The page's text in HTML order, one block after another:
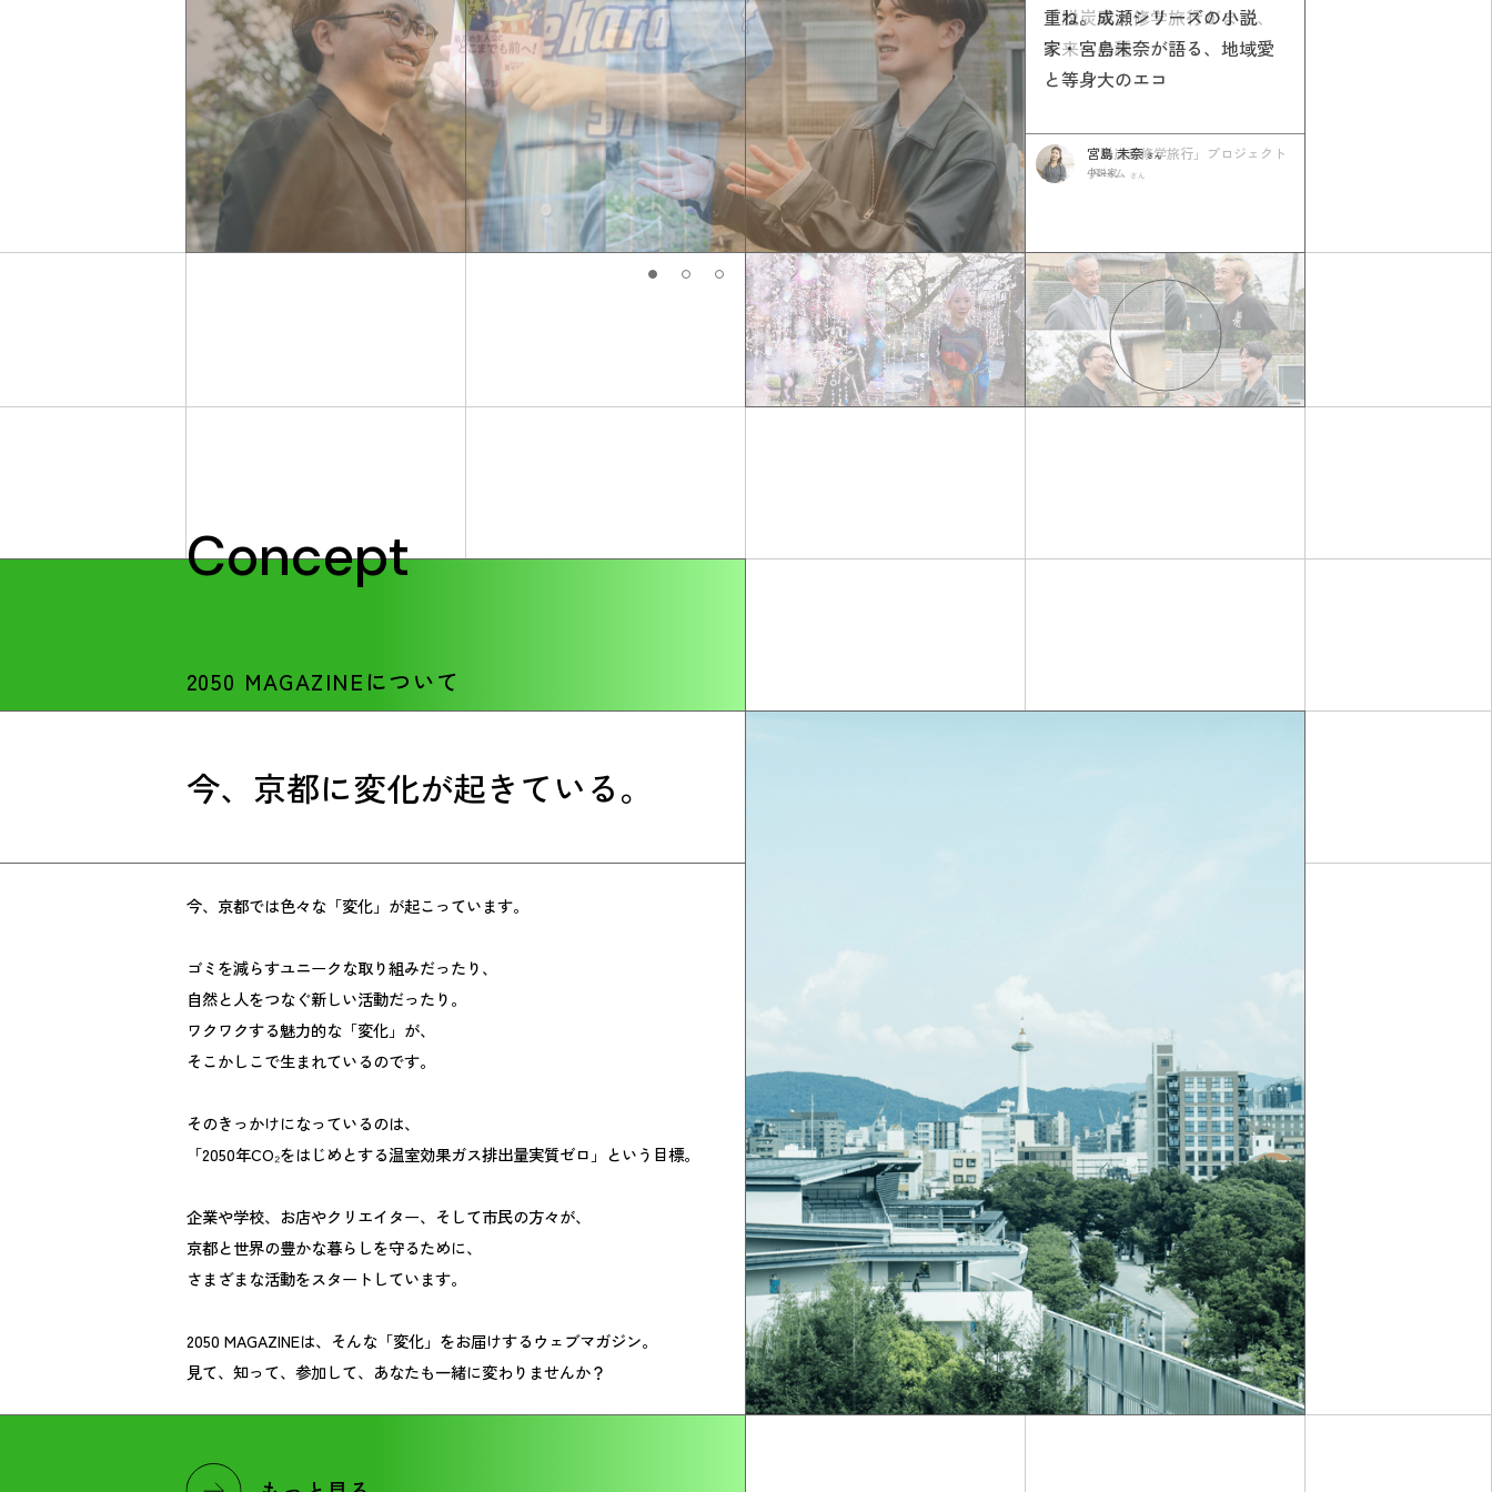
重ね。成瀬シリーズの小説
家・宮島未奈が語る、地域愛
と等身大のエコ
宮島 未奈 さん
小説家
選べる。蜷川実花が語る、な
にげない景色に見つける美し
さとは
蜷川 実花 さん
写真家、映画監督、現代美術家
「脱炭素」修学旅行がまく、
未来への種
「脱炭素修学旅行」プロジェクト
チーム さん
Concept
2050 MAGAZINEについて
今、京都に変化が起きている。
今、京都では色々な「変化」が起こっています。
ゴミを減らすユニークな取り組みだったり、
自然と人をつなぐ新しい活動だったり。
ワクワクする魅力的な「変化」が、
そこかしこで生まれているのです。
そのきっかけになっているのは、
「2050年CO₂をはじめとする温室効果ガス排出量実質ゼロ」という目標。
企業や学校、お店やクリエイター、そして市民の方々が、
京都と世界の豊かな暮らしを守るために、
さまざまな活動をスタートしています。
2050 MAGAZINEは、そんな「変化」をお届けするウェブマガジン。
見て、知って、参加して、あなたも一緒に変わりませんか？